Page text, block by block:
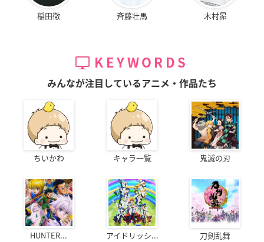
稲田徹 斉藤壮馬 木村昴
KEYWORDS
みんなが注目しているアニメ・作品たち
ちいかわ キャラ一覧 鬼滅の刃
HUNTER... アイドリッシ... 刀剣乱舞